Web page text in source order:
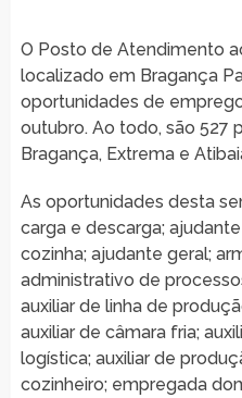
O Posto de Atendimento
localizado em Bragança
oportunidades de
outubro. Ao todo, são 527
Bragança, Extrema e
As oportunidades desta
carga e descarga;
cozinha; ajudante geral;
administrativo de
auxiliar de linha de
auxiliar de câmara fria;
logística; auxiliar de
cozinheiro; empregada